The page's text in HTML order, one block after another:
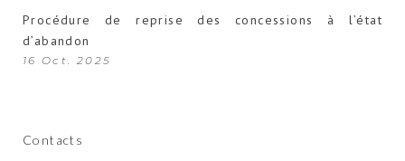
Procédure de reprise des concessions à l’état
d’abandon
16 Oct. 2025
Contacts